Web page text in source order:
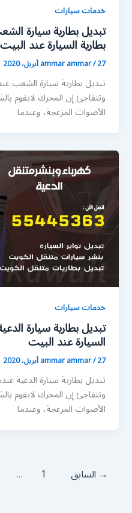
خدمات سيارات
بطارية السيارة عند البيت
ammar ammar/27 أبريل، 2020
تبديل بطارية سيارة الشعب
وتتفاجئ إن المحرك لايقوم
الأصوات المزعجة، وعندما
خدمات سيارات
السيارة عند البيت
ammar ammar/27 أبريل، 2020
تبديل بطارية سيارة الدعية
وتتفاجئ إن المحرك لايقوم
الأصوات المزعجة، وعندما
→ السابق 1
…